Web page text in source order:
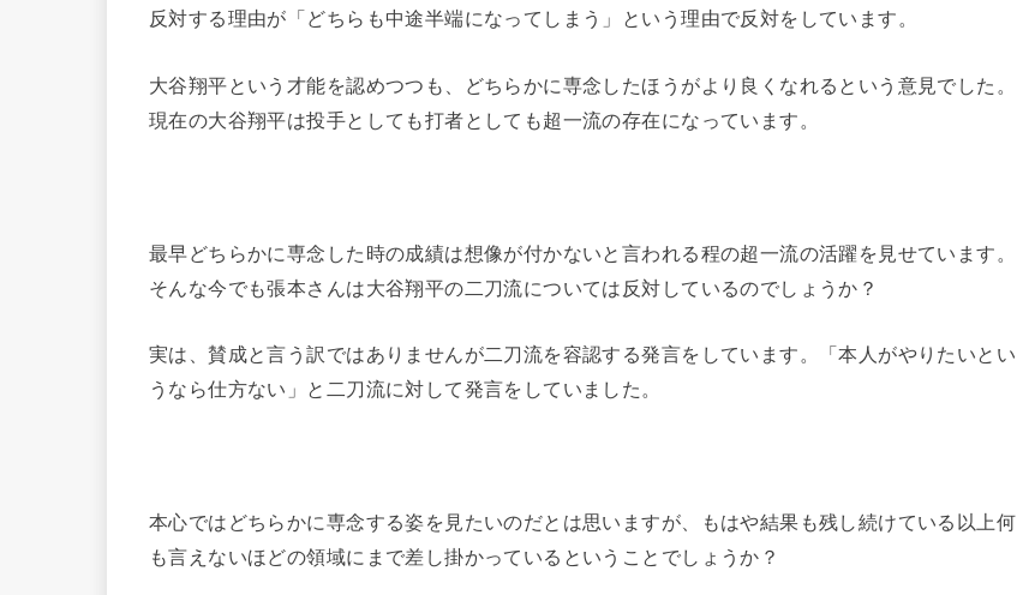
反対する理由が「どちらも中途半端になってしまう」という理由で反対をしています。
大谷翔平という才能を認めつつも、どちらかに専念したほうがより良くなれるという意見でした。
現在の大谷翔平は投手としても打者としても超一流の存在になっています。
最早どちらかに専念した時の成績は想像が付かないと言われる程の超一流の活躍を見せています。
そんな今でも張本さんは大谷翔平の二刀流については反対しているのでしょうか？
実は、賛成と言う訳ではありませんが二刀流を容認する発言をしています。「本人がやりたいとい
うなら仕方ない」と二刀流に対して発言をしていました。
本心ではどちらかに専念する姿を見たいのだとは思いますが、もはや結果も残し続けている以上何
も言えないほどの領域にまで差し掛かっているということでしょうか？